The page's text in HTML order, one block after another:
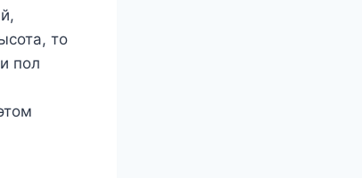
то
пол